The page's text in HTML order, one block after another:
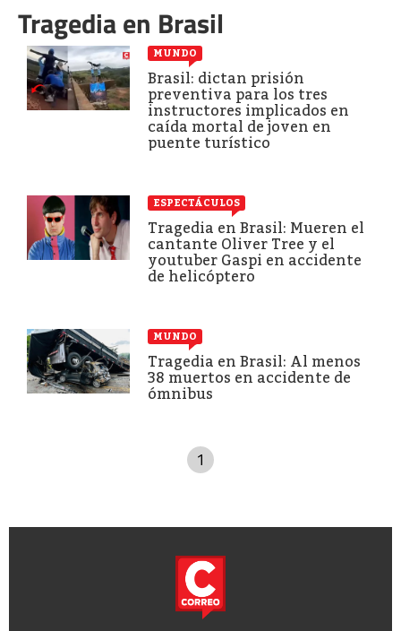
Tragedia en Brasil
MUNDO
Brasil: dictan prisión
preventiva para los tres
instructores implicados en
caída mortal de joven en
puente turístico
ESPECTÁCULOS
Tragedia en Brasil: Mueren el
cantante Oliver Tree y el
youtuber Gaspi en accidente
de helicóptero
MUNDO
Tragedia en Brasil: Al menos
38 muertos en accidente de
ómnibus
1